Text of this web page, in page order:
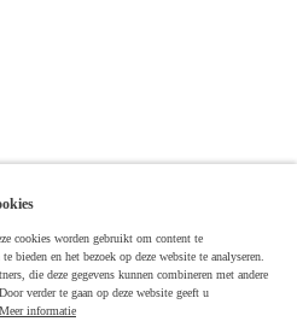
cookies worden gebruikt om content te
bieden en het bezoek op deze website te analyseren.
die deze gegevens kunnen combineren met andere
verder te gaan op deze website geeft u
Meer informatie